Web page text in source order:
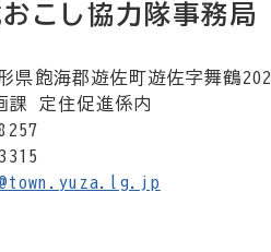
こし協力隊事務局
県飽海郡遊佐町遊佐字舞鶴202
課 定住促進係内